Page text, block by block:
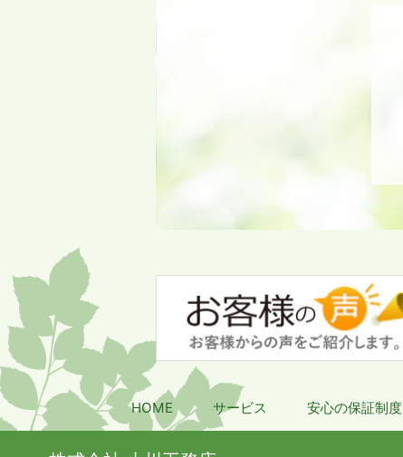
HOME サービス 安心の保証制度